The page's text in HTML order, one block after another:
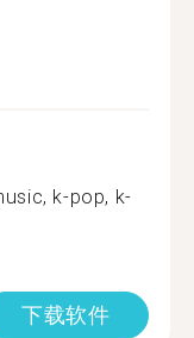
k-pop, k-
下载软件